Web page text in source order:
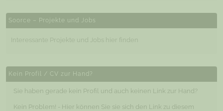
Soorce – Projekte und Jobs
Interessante Projekte und Jobs hier finden
Kein Profil / CV zur Hand?
Sie haben gerade kein Profil und auch keinen Link zur Hand?
Kein Problem! - Hier können Sie sie sich den Link zu diesem